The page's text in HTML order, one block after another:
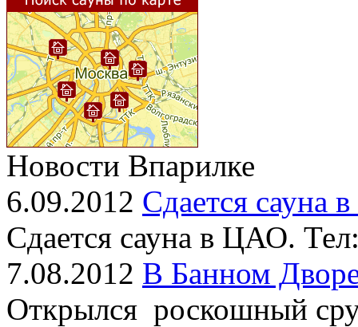
Новости Впарилке
6.09.2012 Сдается сауна
Сдается сауна в ЦАО.
7.08.2012 В Банном
Открылся роскошный